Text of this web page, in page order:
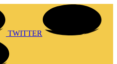
TWITTER